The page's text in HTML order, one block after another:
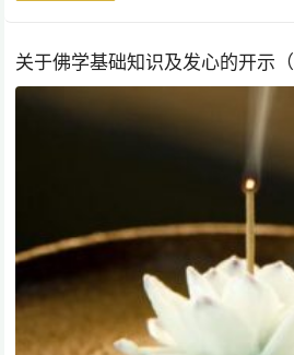
关于佛学基础知识及发心的开示